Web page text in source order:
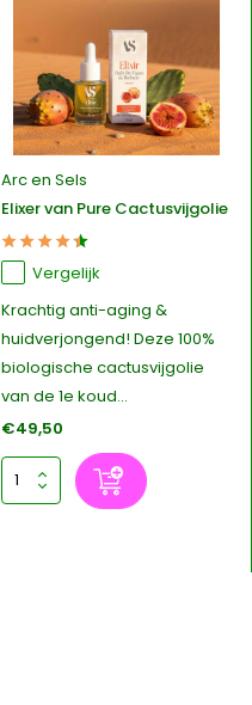
Arc en Sels
Elixer van Pure Cactusvijgolie
Vergelijk
Krachtig anti-aging &
huidverjongend! Deze 100%
biologische cactusvijgolie
van de 1e koud...
€49,50